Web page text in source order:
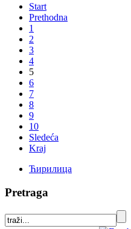
Start
Prethodna
1
2
3
4
5
6
7
8
9
10
Sledeća
Kraj
Ћирилица
Pretraga